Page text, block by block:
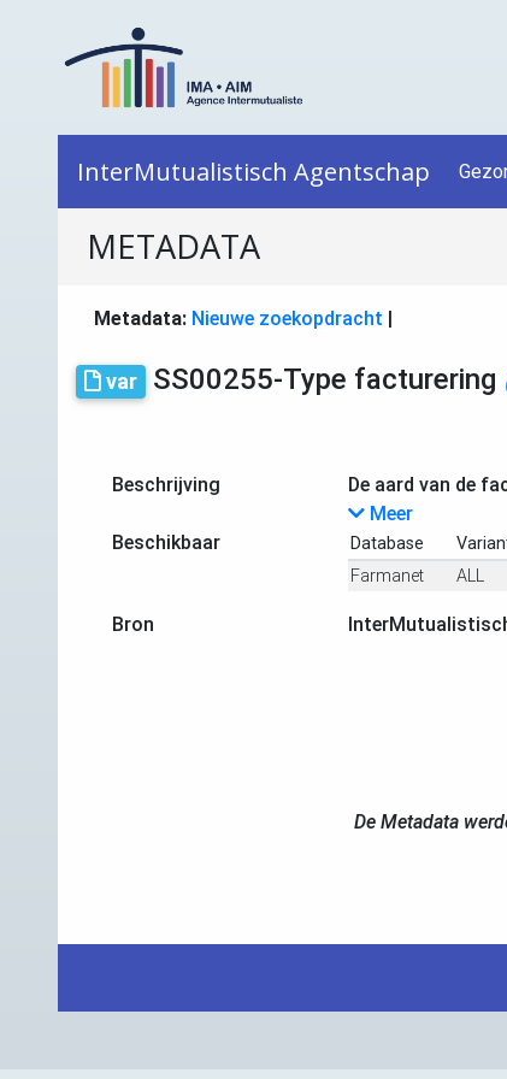
InterMutualistisch Agentschap
METADATA
Metadata: Nieuwe zoekopdracht |
var SS00255-Type facturering
Beschrijving
De aard van de
Meer
Beschikbaar
Database
Farmanet
ALL
Bron
De Metadata